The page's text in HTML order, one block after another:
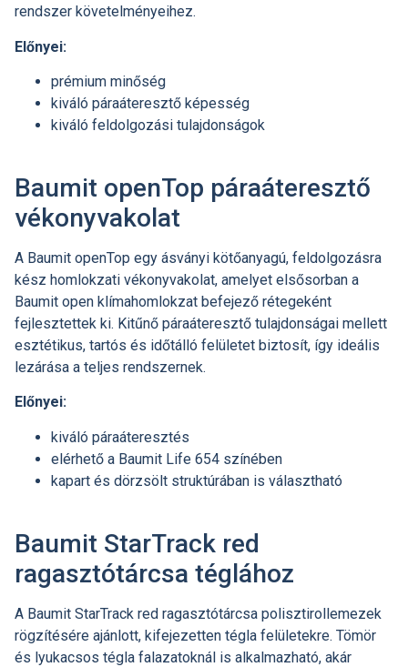
rendszer követelményeihez.
Előnyei:
prémium minőség
kiváló páraáteresztő képesség
kiváló feldolgozási tulajdonságok
Baumit openTop páraáteresztő
vékonyvakolat
A Baumit openTop egy ásványi kötőanyagú, feldolgozásra
kész homlokzati vékonyvakolat, amelyet elsősorban a
Baumit open klímahomlokzat befejező rétegeként
fejlesztettek ki. Kitűnő páraáteresztő tulajdonságai mellett
esztétikus, tartós és időtálló felületet biztosít, így ideális
lezárása a teljes rendszernek.
Előnyei:
kiváló páraáteresztés
elérhető a Baumit Life 654 színében
kapart és dörzsölt struktúrában is választható
Baumit StarTrack red
ragasztótárcsa téglához
A Baumit StarTrack red ragasztótárcsa polisztirollemezek
rögzítésére ajánlott, kifejezetten tégla felületekre. Tömör
és lyukacsos tégla falazatoknál is alkalmazható, akár